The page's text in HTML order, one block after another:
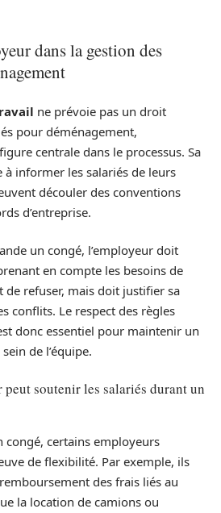
dans la gestion des
ne prévoie pas un droit
pour déménagement,
centrale dans le processus. Sa
à informer les salariés de leurs
découler des conventions
d’entreprise.
un congé, l’employeur doit
en compte les besoins de
de refuser, mais doit justifier sa
conflits. Le respect des règles
donc essentiel pour maintenir un
de l’équipe.
peut soutenir les salariés durant un
congé, certains employeurs
de flexibilité. Par exemple, ils
des frais liés au
la location de camions ou